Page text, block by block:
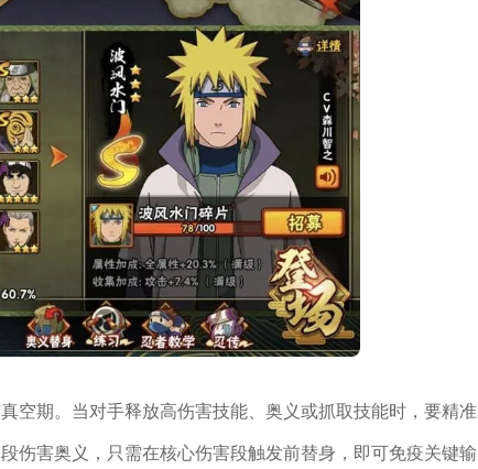
空期。当对手释放高伤害技能、奥义或抓取技能时，要精准
伤害奥义，只需在核心伤害段触发前替身，即可免疫关键输